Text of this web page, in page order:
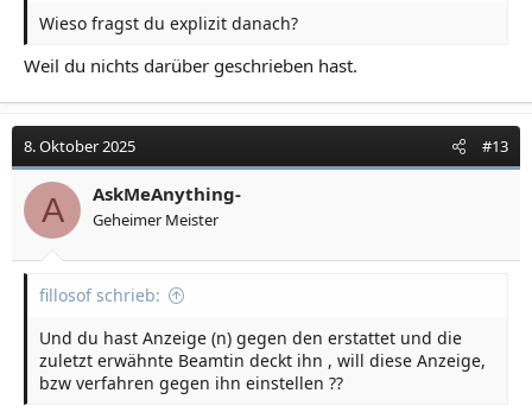
Wieso fragst du explizit danach?
Weil du nichts darüber geschrieben hast.
8. Oktober 2025 #13
A AskMeAnything-
Geheimer Meister
fillosof schrieb:
Und du hast Anzeige (n) gegen den erstattet und die
zuletzt erwähnte Beamtin deckt ihn , will diese Anzeige,
bzw verfahren gegen ihn einstellen ??